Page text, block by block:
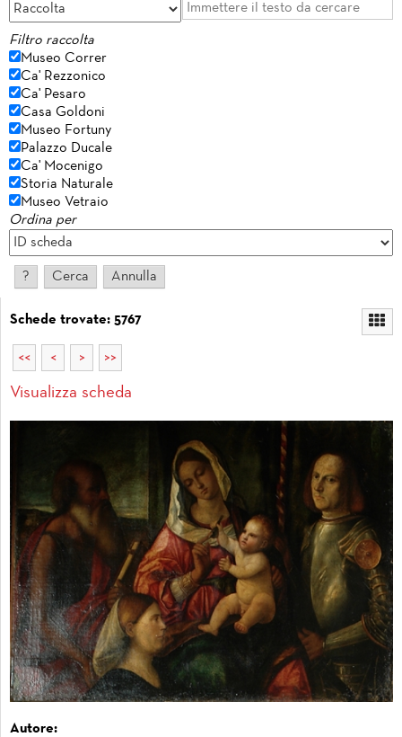
Filtro raccolta
Museo Correr
Ca' Rezzonico
Ca' Pesaro
Casa Goldoni
Museo Fortuny
Palazzo Ducale
Ca' Mocenigo
Storia Naturale
Museo Vetraio
Ordina per
Schede trovate: 5767
<< < > >>
Visualizza scheda
Autore: